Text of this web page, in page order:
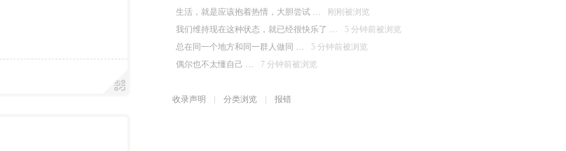
生活，就是应该抱着热情，大胆尝试 …
刚刚被浏览
我们维持现在这种状态，就已经很快乐了 …
5 分钟前被浏览
总在同一个地方和同一群人做同 …
5 分钟前被浏览
偶尔也不太懂自己 …
7 分钟前被浏览
收录声明 分类浏览 报错